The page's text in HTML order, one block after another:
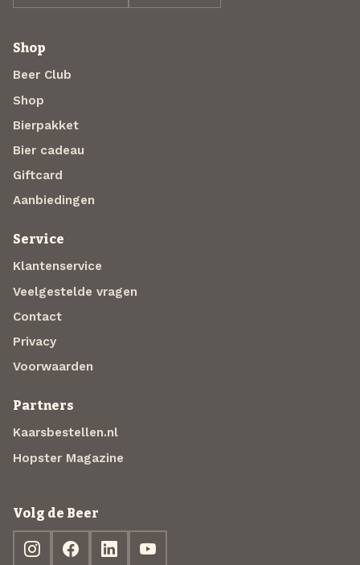
Shop
Beer Club
Shop
Bierpakket
Bier cadeau
Giftcard
Aanbiedingen
Service
Klantenservice
Veelgestelde vragen
Contact
Privacy
Voorwaarden
Partners
Kaarsbestellen.nl
Hopster Magazine
Volg de Beer